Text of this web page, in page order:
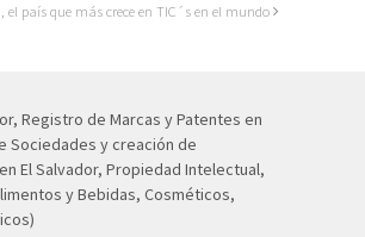
el país que más crece en TIC´s en el mundo
Registro de Marcas y Patentes en
Sociedades y creación de
El Salvador, Propiedad Intelectual,
y Bebidas, Cosméticos,